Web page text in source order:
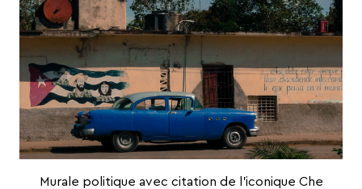
Murale politique avec citation de l’iconique Che